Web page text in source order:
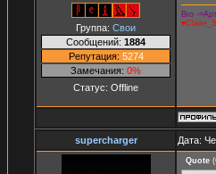
Группа: Свои
Сообщений: 1884
Репутация: 5274
Замечания: 0%
Статус: Offline
Bro -
supercharger Дата:
Quote (